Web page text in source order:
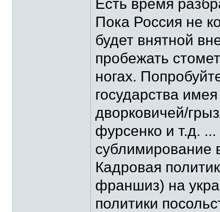
Есть время
Пока Россия не
будет внятной
пробежать
ногах.
государства
дворковичей/
фурсенко и т.д.
сублимирование
Кадровая
франшиз) на
политики